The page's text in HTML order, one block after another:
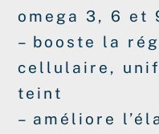
omega 3, 6 et
– booste la
cellulaire,
teint
– améliore